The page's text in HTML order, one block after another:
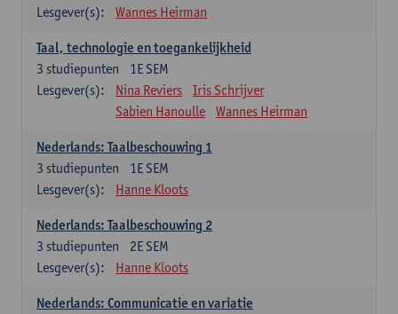
Lesgever(s):
Wannes Heirman
Taal, technologie en toegankelijkheid
1E SEM
3 studiepunten
Lesgever(s):
Nina Reviers
Iris Schrijver
Sabien Hanoulle
Wannes Heirman
Nederlands: Taalbeschouwing 1
1E SEM
3 studiepunten
Lesgever(s):
Hanne Kloots
Nederlands: Taalbeschouwing 2
2E SEM
3 studiepunten
Lesgever(s):
Hanne Kloots
Nederlands: Communicatie en variatie